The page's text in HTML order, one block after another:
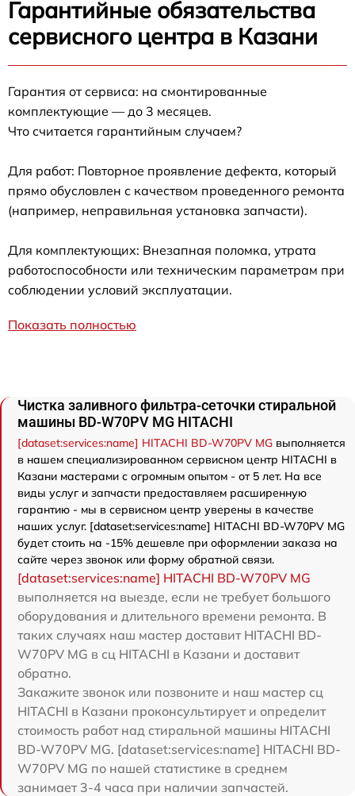
Гарантийные обязательства
сервисного центра в Казани
Гарантия от сервиса: на смонтированные
комплектующие — до 3 месяцев.
Что считается гарантийным случаем?
Для работ: Повторное проявление дефекта, который
прямо обусловлен с качеством проведенного ремонта
(например, неправильная установка запчасти).
Для комплектующих: Внезапная поломка, утрата
работоспособности или техническим параметрам при
соблюдении условий эксплуатации.
Показать полностью
Чистка заливного фильтра-сеточки стиральной
машины BD-W70PV MG HITACHI
[dataset:services:name] HITACHI BD-W70PV MG выполняется
в нашем специализированном сервисном центр HITACHI в
Казани мастерами с огромным опытом - от 5 лет. На все
виды услуг и запчасти предоставляем расширенную
гарантию - мы в сервисном центр уверены в качестве
наших услуг. [dataset:services:name] HITACHI BD-W70PV MG
будет стоить на -15% дешевле при оформлении заказа на
сайте через звонок или форму обратной связи.
[dataset:services:name] HITACHI BD-W70PV MG
выполняется на выезде, если не требует большого
оборудования и длительного времени ремонта. В
таких случаях наш мастер доставит HITACHI BD-
W70PV MG в сц HITACHI в Казани и доставит
обратно.
Закажите звонок или позвоните и наш мастер сц
HITACHI в Казани проконсультирует и определит
стоимость работ над стиральной машины HITACHI
BD-W70PV MG. [dataset:services:name] HITACHI BD-
W70PV MG по нашей статистике в среднем
занимает 3-4 часа при наличии запчастей.